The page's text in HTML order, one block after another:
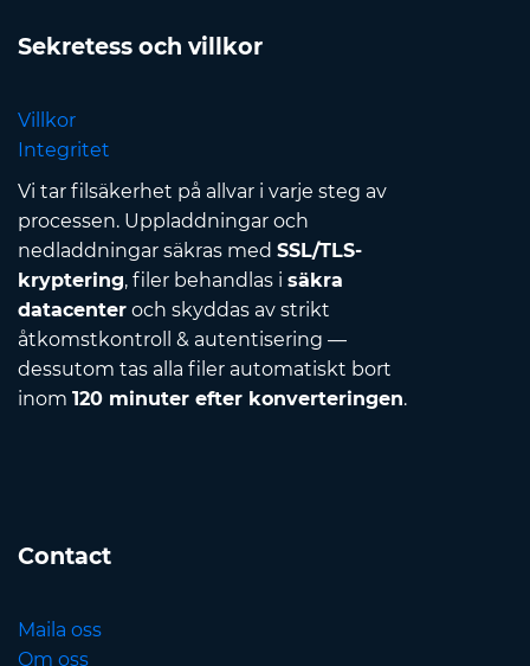
Sekretess och villkor
Villkor
Integritet
Vi tar filsäkerhet på allvar i varje steg av
processen. Uppladdningar och
nedladdningar säkras med SSL/TLS-
kryptering, filer behandlas i säkra
datacenter och skyddas av strikt
åtkomstkontroll & autentisering —
dessutom tas alla filer automatiskt bort
inom 120 minuter efter konverteringen.
Contact
Maila oss
Om oss